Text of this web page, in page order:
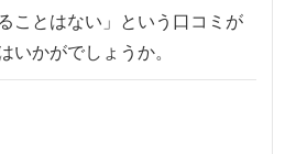
ことはない」という口コミが
いかがでしょうか。